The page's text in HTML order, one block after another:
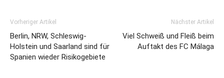
Vorheriger Artikel
Berlin, NRW, Schleswig-
Holstein und Saarland sind für
Spanien wieder Risikogebiete
Nächster Artikel
Viel Schweiß und Fleiß beim
Auftakt des FC Málaga